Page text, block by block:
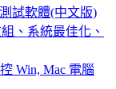
試軟體(中文版)
、系統最佳化、
Win, Mac 電腦